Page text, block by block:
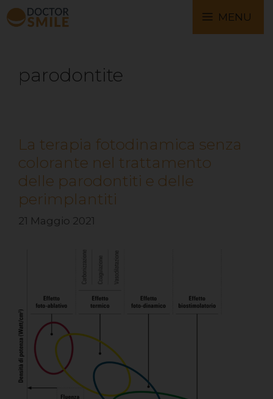
MENU
parodontite
La terapia fotodinamica senza
colorante nel trattamento
delle parodontiti e delle
perimplantiti
21 Maggio 2021